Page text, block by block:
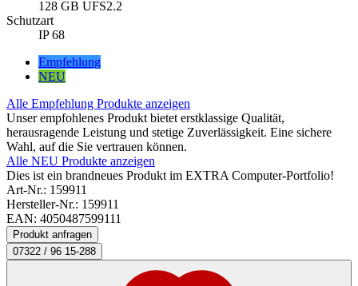
128 GB UFS2.2
Schutzart
IP 68
Empfehlung
NEU
Alle Empfehlung Produkte anzeigen
Unser empfohlenes Produkt bietet erstklassige Qualität,
herausragende Leistung und stetige Zuverlässigkeit. Eine sichere
Wahl, auf die Sie vertrauen können.
Alle NEU Produkte anzeigen
Dies ist ein brandneues Produkt im EXTRA Computer-Portfolio!
Art-Nr.: 159911
Hersteller-Nr.: 159911
EAN: 4050487599111
Produkt anfragen
07322 / 96 15-288